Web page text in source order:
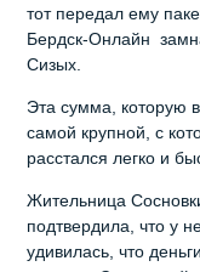
тот передал ему
Бердск-Онлайн
Сизых.
Эта сумма, которую
самой крупной, с
расстался легко и
Жительница
подтвердила, что у
удивилась, что